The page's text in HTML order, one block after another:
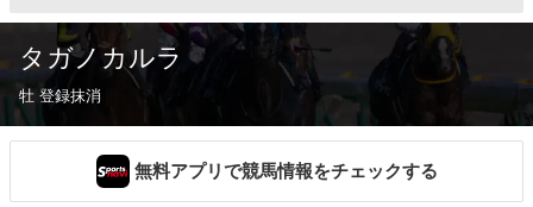
タガノカルラ
牡 登録抹消
無料アプリで競馬情報をチェックする